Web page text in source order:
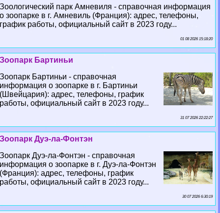
Зоологический парк Амневиля - справочная информация
о зоопарке в г. Амневиль (Франция): адрес, телефоны,
график работы, официальный сайт в 2023 году...
01 08 2026 15:18:20
Зоопарк Бартиньи
Зоопарк Бартиньи - справочная
информация о зоопарке в г. Бартиньи
(Швейцария): адрес, телефоны, график
работы, официальный сайт в 2023 году...
31 07 2026 22:22:27
Зоопарк Дуэ-ла-Фонтэн
Зоопарк Дуэ-ла-Фонтэн - справочная
информация о зоопарке в г. Дуэ-ла-Фонтэн
(Франция): адрес, телефоны, график
работы, официальный сайт в 2023 году...
30 07 2026 6:30:19